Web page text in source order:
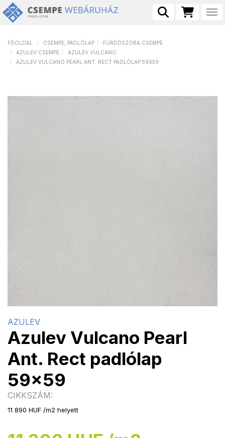
FŐOLDAL CSEMPE, PADLÓLAP
FÜRDŐSZOBA CSEMPE
AZULEV CSEMPE
AZULEV VULCANO
AZULEV VULCANO PEARL ANT. RECT PADLÓLAP 59X59
AZULEV
Azulev Vulcano Pearl
Ant. Rect padlólap
59x59
CIKKSZÁM:
11 890 HUF /m2 helyett